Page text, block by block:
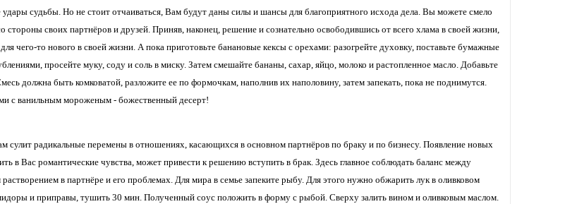
удары судьбы. Но не стоит отчаиваться, Вам будут даны силы и шансы для благоприятного исхода дела. Вы можете смело
стороны своих партнёров и друзей. Приняв, наконец, решение и сознательно освободившись от всего хлама в своей жизни,
чего-то нового в своей жизни. А пока приготовьте банановые кексы с орехами: разогрейте духовку, поставьте бумажные
просейте муку, соду и соль в миску. Затем смешайте бананы, сахар, яйцо, молоко и растопленное масло. Добавьте
должна быть комковатой, разложите ее по формочкам, наполнив их наполовину, затем запекать, пока не поднимутся.
с ванильным мороженым - божественный десерт!
сулит радикальные перемены в отношениях, касающихся в основном партнёров по браку и по бизнесу. Появление новых
в Вас романтические чувства, может привести к решению вступить в брак. Здесь главное соблюдать баланс между
в партнёре и его проблемах. Для мира в семье запеките рыбу. Для этого нужно обжарить лук в оливковом
и приправы, тушить 30 мин. Полученный соус положить в форму с рыбой. Сверху залить вином и оливковым маслом.